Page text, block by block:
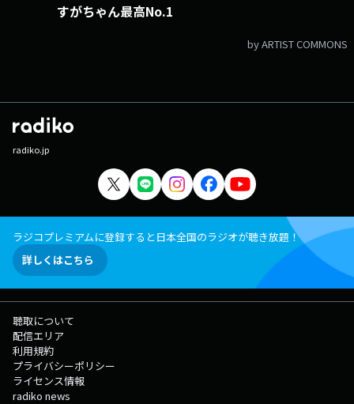
すがちゃん最高No.1
by ARTIST COMMONS
radiko.jp
ラジコプレミアムに登録すると日本全国のラジオが聴き放題！
詳しくはこちら
聴取について
配信エリア
利用規約
プライバシーポリシー
ライセンス情報
radiko news